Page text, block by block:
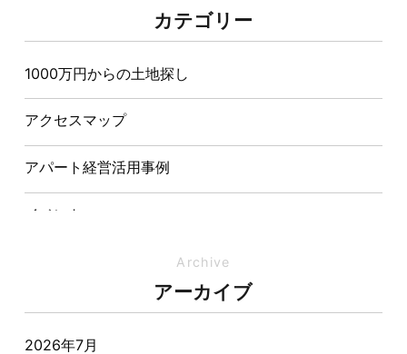
夏の熱中症対策は家づくりから。屋根・壁・基礎の構
造が快適さをつくる理由
【埼玉県経営品質知事賞】大野知事へ受賞のご報告と
表敬訪問を行いました
カテゴリー
1000万円からの土地探し
アクセスマップ
アパート経営活用事例
イベント
オーナー様からの質問
Archive
アーカイブ
2026年7月